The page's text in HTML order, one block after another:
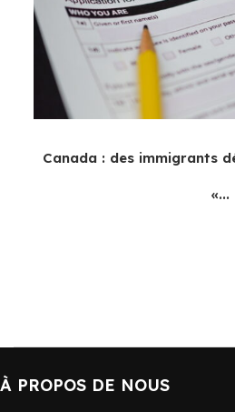
Canada : des immigrants
«...
À PROPOS DE NOUS